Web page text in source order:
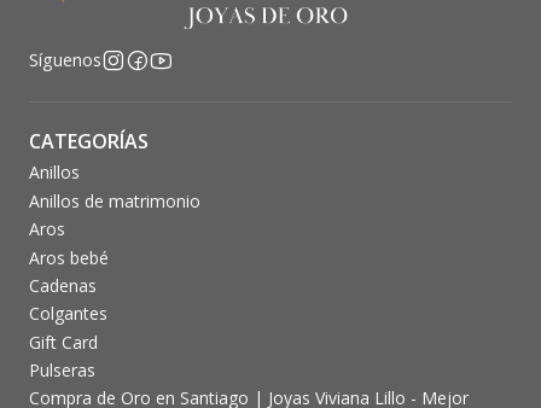
Síguenos
CATEGORÍAS
Anillos
Anillos de matrimonio
Aros
Aros bebé
Cadenas
Colgantes
Gift Card
Pulseras
Compra de Oro en Santiago | Joyas Viviana Lillo - Mejor